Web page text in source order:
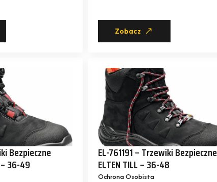
Zobacz
Bezpieczne
– 36-49
EL-761191 – Trzewiki Bezpieczne
ELTEN TILL – 36-48
Ochrona Osobista